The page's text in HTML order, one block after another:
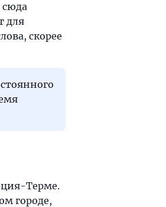
сюда
для
скорее
Терме.
городе,